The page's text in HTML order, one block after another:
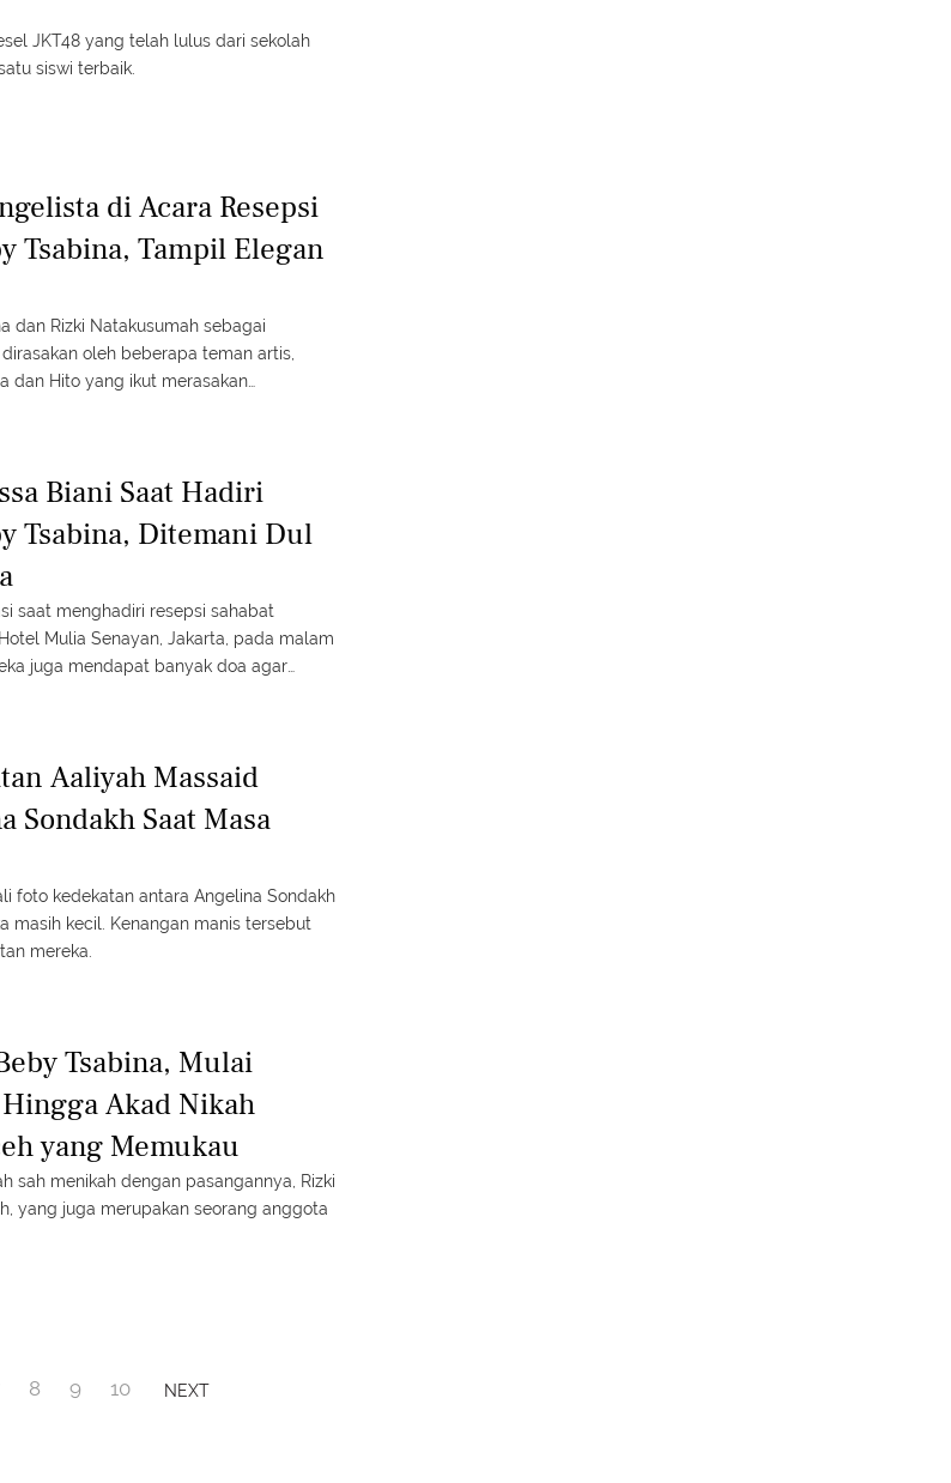
JKT48 yang telah lulus dari sekolah
siswi terbaik.
di Acara Resepsi
Tsabina, Tampil Elegan
dan Rizki Natakusumah sebagai
oleh beberapa teman artis,
dan Hito yang ikut merasakan
Biani Saat Hadiri
Tsabina, Ditemani Dul
saat menghadiri resepsi sahabat
Mulia Senayan, Jakarta, pada malam
juga mendapat banyak doa agar
Aaliyah Massaid
Sondakh Saat Masa
foto kedekatan antara Angelina Sondakh
masih kecil. Kenangan manis tersebut
mereka.
Tsabina, Mulai
Akad Nikah
yang Memukau
sah menikah dengan pasangannya, Rizki
yang juga merupakan seorang anggota
8 9 10 NEXT